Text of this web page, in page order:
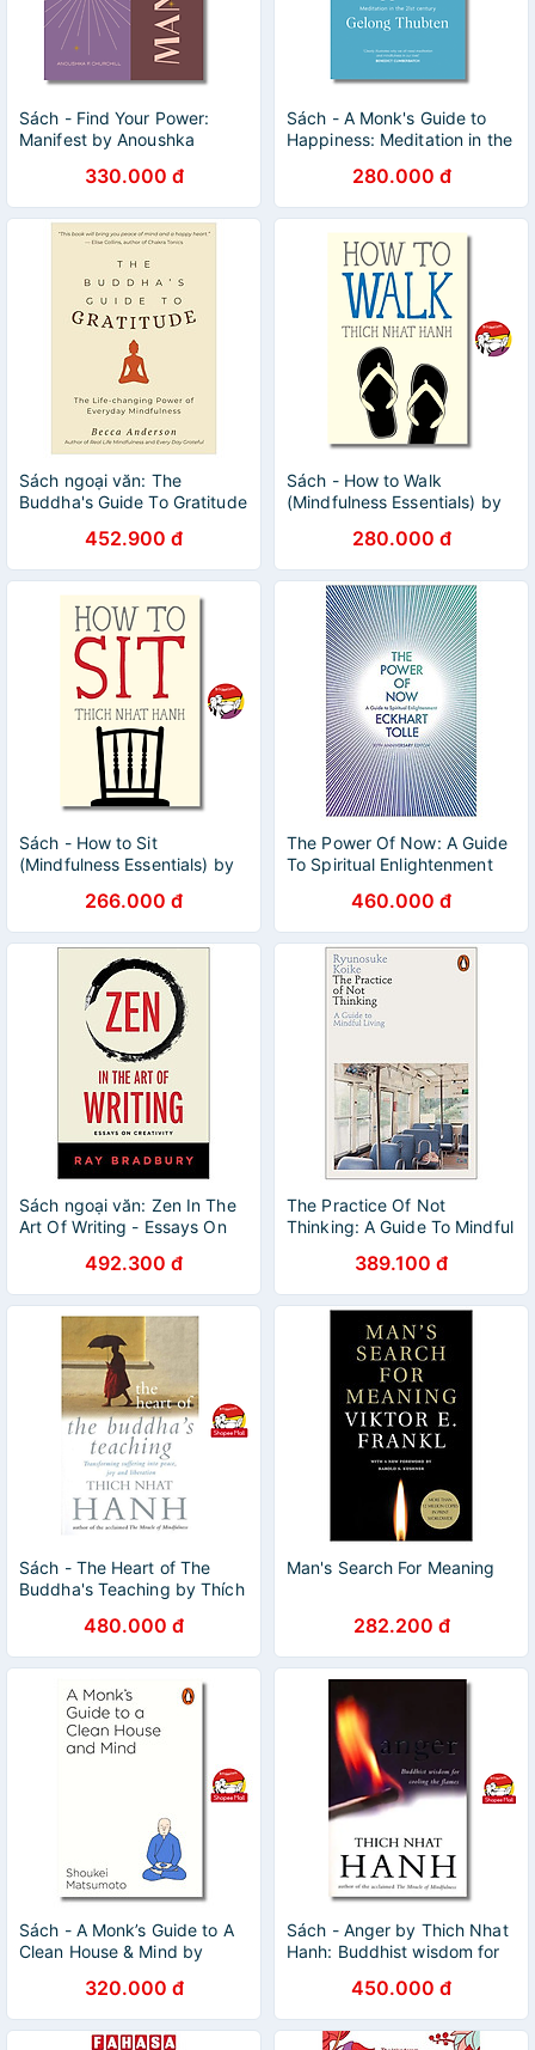
Sách - Find Your Power:
Manifest by Anoushka
văn Nhập khẩu / Bìa cứng
330.000 đ
Sách - A Monk's Guide to
Happiness: Meditation in the
Ngoại văn Nhập khẩu
280.000 đ
Sách ngoại văn: The
Buddha's Guide To Gratitude
452.900 đ
Sách - How to Walk
(Mindfulness Essentials) by
Book / Sách Ngoại văn
Nhập khẩu
280.000 đ
Sách - How to Sit
(Mindfulness Essentials) by
Tôn Giáo tiếng Anh -
Philosophy, Religion / Sách
Ngoại văn Nhập khẩu
266.000 đ
The Power Of Now: A Guide
To Spiritual Enlightenment
460.000 đ
Sách ngoại văn: Zen In The
Art Of Writing - Essays On
492.300 đ
The Practice Of Not
Thinking: A Guide To Mindful
389.100 đ
Sách - The Heart of The
Buddha's Teaching by Thích
học tiếng Anh/Religion,
Philosophy
480.000 đ
Man's Search For Meaning
282.200 đ
Sách - A Monk’s Guide to A
Clean House & Mind by
& Spirituality/Buddhism
320.000 đ
Sách - Anger by Thich Nhat
Hanh: Buddhist wisdom for
Book - Sách Ngoại Văn
450.000 đ